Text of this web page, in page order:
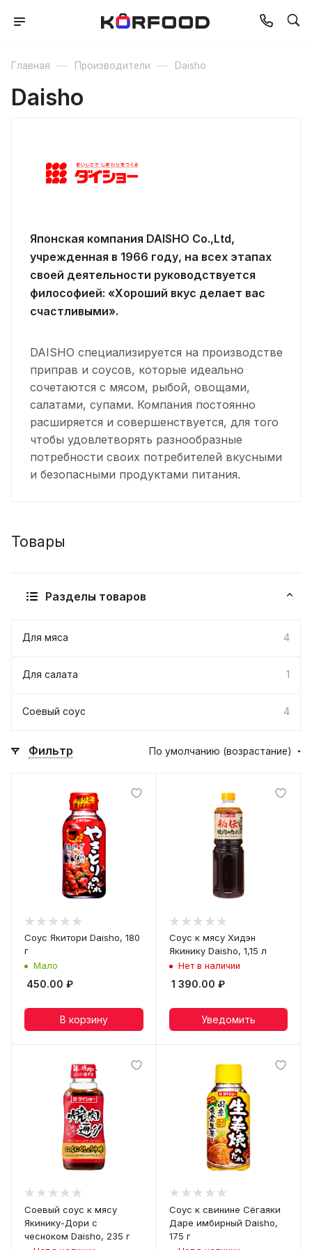
Главная — Производители — Daisho
Daisho
Японская компания DAISHO Co.,Ltd,
учрежденная в 1966 году, на всех этапах
своей деятельности руководствуется
философией: «Хороший вкус делает вас
счастливыми».
DAISHO специализируется на производстве
приправ и соусов, которые идеально
сочетаются с мясом, рыбой, овощами,
салатами, супами. Компания постоянно
расширяется и совершенствуется, для того
чтобы удовлетворять разнообразные
потребности своих потребителей вкусными
и безопасными продуктами питания.
Товары
Разделы товаров
Для мяса 4
Для салата 1
Соевый соус 4
Фильтр По умолчанию (возрастание)
Соус Якитори Daisho, 180
г
Мало
450.00 ₽
В корзину
Соус к мясу Хидэн
Якинику Daisho, 1,15 л
Нет в наличии
1 390.00 ₽
Уведомить
Соевый соус к мясу
Якинику-Дори с
чесноком Daisho, 235 г
Соус к свинине Сёгаяки
Даре имбирный Daisho,
175 г